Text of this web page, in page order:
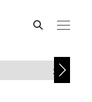
カスタム